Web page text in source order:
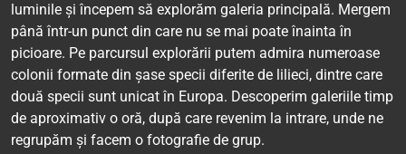
luminile și începem să explorăm galeria principală. Mergem
până într-un punct din care nu se mai poate înainta în
picioare. Pe parcursul explorării putem admira numeroase
colonii formate din șase specii diferite de lilieci, dintre care
două specii sunt unicat în Europa. Descoperim galeriile timp
de aproximativ o oră, după care revenim la intrare, unde ne
regrupăm și facem o fotografie de grup.